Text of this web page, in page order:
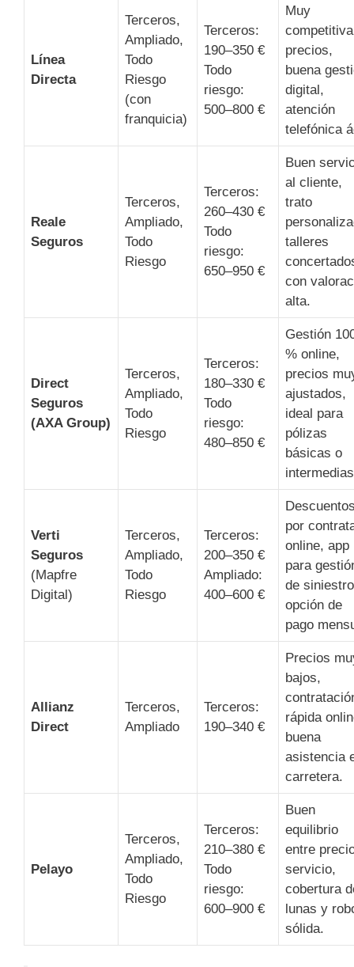
Línea
Directa
Terceros,
Ampliado,
Todo
Riesgo
(con
franquicia)
Terceros:
190–350 €
Todo
riesgo:
500–800 €
Muy
precios,
buena
digital,
atención
telefónica
Reale
Seguros
Terceros,
Ampliado,
Todo
Riesgo
Terceros:
260–430 €
Todo
riesgo:
650–950 €
Buen
al cliente,
trato
talleres
con
alta.
Direct
Seguros
(AXA Group)
Terceros,
Ampliado,
Todo
Riesgo
Terceros:
180–330 €
Todo
riesgo:
480–850 €
Gestión
% online,
precios
ajustados,
ideal para
pólizas
básicas o
Verti
Seguros
(Mapfre
Digital)
Terceros,
Ampliado,
Todo
Riesgo
Terceros:
200–350 €
Ampliado:
400–600 €
por
online, app
para
de
opción de
pago
Allianz
Direct
Terceros,
Ampliado
Terceros:
190–340 €
Precios
bajos,
rápida
buena
asistencia
carretera.
Pelayo
Terceros,
Ampliado,
Todo
Riesgo
Terceros:
210–380 €
Todo
riesgo:
600–900 €
Buen
equilibrio
entre
servicio,
cobertura
lunas y
sólida.